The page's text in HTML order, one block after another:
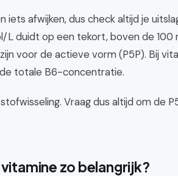
iets afwijken, dus check altijd je
L duidt op een tekort, boven de 100
voor de actieve vorm (P5P). Bij
totale B6-concentratie.
Vraag dus altijd om de
zo belangrijk?